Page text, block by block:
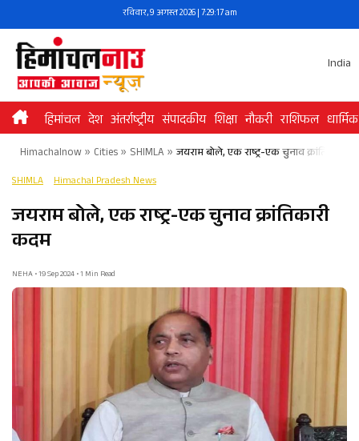
to
content
रविवार, 9 अगस्त 2026 | 7:29:17 am
India
हिमांचल देश अंतर्राष्ट्रीय संपादकीय शिक्षा नौकरी राशिफल धार्मिक
Himachalnow» Cities» SHIMLA » जयराम बोले, एक राष्ट्र-एक चुनाव क्रांतिकारी
SHIMLA Himachal Pradesh News
जयराम बोले, एक राष्ट्र-एक चुनाव क्रांतिकारी
कदम
NEHA • 19 Sep 2024 • 1 Min Read